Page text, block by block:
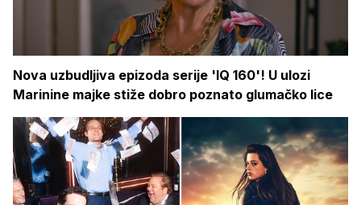
Nova uzbudljiva epizoda serije 'IQ 160'! U ulozi
Marinine majke stiže dobro poznato glumačko lice